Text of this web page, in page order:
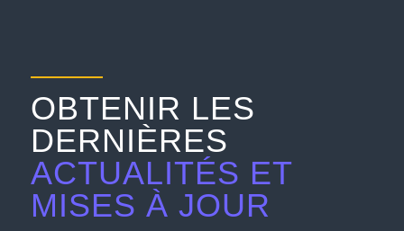
OBTENIR LES
DERNIÈRES
ACTUALITÉS ET
MISES À JOUR